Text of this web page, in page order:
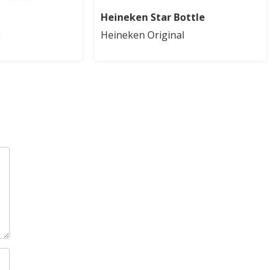
Heineken Star Bottle
Heineken Original